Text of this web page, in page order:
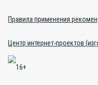
Правила применения
Центр интернет-проектов